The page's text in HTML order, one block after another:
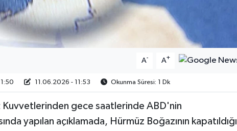
A- A+
11.06.2026 - 11:53 Okunma Süresi: 1 Dk
Kuvvetlerinden gece saatlerinde ABD'nin
yapılan açıklamada, Hürmüz Boğazının kapatıldığı